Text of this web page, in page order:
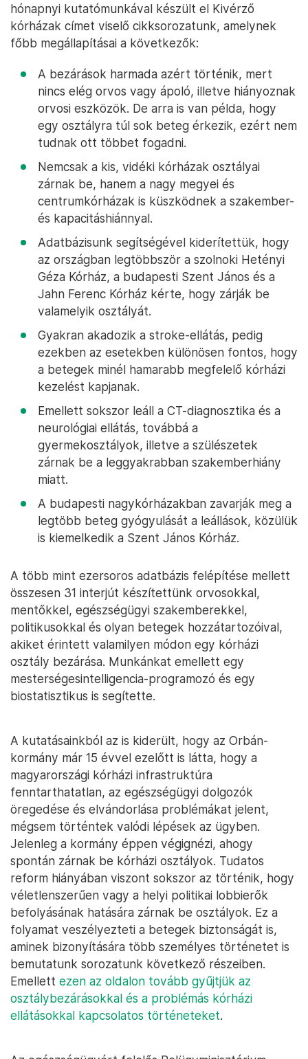
hónapnyi kutatómunkával készült el Kivérző
kórházak címet viselő cikksorozatunk, amelynek
főbb megállapításai a következők:
A bezárások harmada azért történik, mert
nincs elég orvos vagy ápoló, illetve hiányoznak
orvosi eszközök. De arra is van példa, hogy
egy osztályra túl sok beteg érkezik, ezért nem
tudnak ott többet fogadni.
Nemcsak a kis, vidéki kórházak osztályai
zárnak be, hanem a nagy megyei és
centrumkórházak is küszködnek a szakember-
és kapacitáshiánnyal.
Adatbázisunk segítségével kiderítettük, hogy
az országban legtöbbször a szolnoki Hetényi
Géza Kórház, a budapesti Szent János és a
Jahn Ferenc Kórház kérte, hogy zárják be
valamelyik osztályát.
Gyakran akadozik a stroke-ellátás, pedig
ezekben az esetekben különösen fontos, hogy
a betegek minél hamarabb megfelelő kórházi
kezelést kapjanak.
Emellett sokszor leáll a CT-diagnosztika és a
neurológiai ellátás, továbbá a
gyermekosztályok, illetve a szülészetek
zárnak be a leggyakrabban szakemberhiány
miatt.
A budapesti nagykórházakban zavarják meg a
legtöbb beteg gyógyulását a leállások, közülük
is kiemelkedik a Szent János Kórház.
A több mint ezersoros adatbázis felépítése mellett
összesen 31 interjút készítettünk orvosokkal,
mentőkkel, egészségügyi szakemberekkel,
politikusokkal és olyan betegek hozzátartozóival,
akiket érintett valamilyen módon egy kórházi
osztály bezárása. Munkánkat emellett egy
mesterségesintelligencia-programozó és egy
biostatisztikus is segítette.
A kutatásainkból az is kiderült, hogy az Orbán-
kormány már 15 évvel ezelőtt is látta, hogy a
magyarországi kórházi infrastruktúra
fenntarthatatlan, az egészségügyi dolgozók
öregedése és elvándorlása problémákat jelent,
mégsem történtek valódi lépések az ügyben.
Jelenleg a kormány éppen végignézi, ahogy
spontán zárnak be kórházi osztályok. Tudatos
reform hiányában viszont sokszor az történik, hogy
véletlenszerűen vagy a helyi politikai lobbierők
befolyásának hatására zárnak be osztályok. Ez a
folyamat veszélyezteti a betegek biztonságát is,
aminek bizonyítására több személyes történetet is
bemutatunk sorozatunk következő részeiben.
Emellett ezen az oldalon tovább gyűjtjük az
osztálybezárásokkal és a problémás kórházi
ellátásokkal kapcsolatos történeteket.